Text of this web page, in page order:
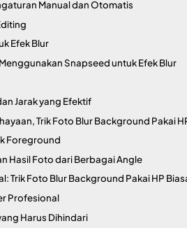
Manual dan Otomatis
Efek Blur
Snapseed untuk Efek Blur
Jarak yang Efektif
Trik Foto Blur Background Pakai
Foreground
Hasil Foto dari Berbagai Angle
Trik Foto Blur Background Pakai HP
Profesional
Harus Dihindari